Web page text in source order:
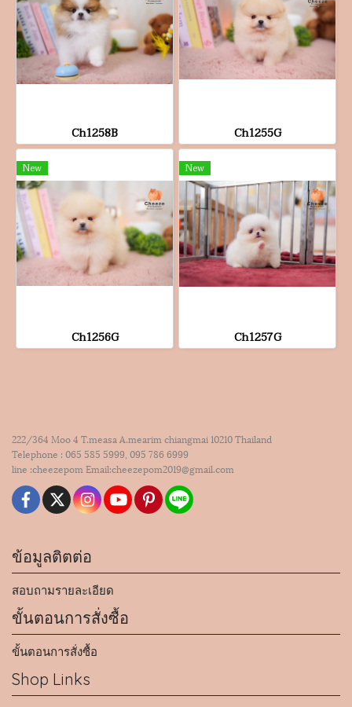
Ch1258B Ch1255G
New
Ch1256G
New
Ch1257G
222/364 Moo 4 T.measa A.mearim chiangmai 10210 Thailand
Telephone : 065 585 5999, 095 786 6999
line :cheezepom Email:cheezepom2019@gmail.com
ข้อมูลติตต่อ
สอบถามรายละเอียด
ขั้นตอนการสั่งซื้อ
ขั้นตอนการสั่งซื้อ
Shop Links